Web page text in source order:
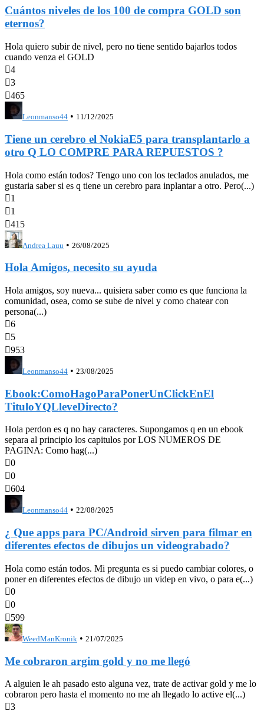
Cuántos niveles de los 100 de compra GOLD son
eternos?
Hola quiero subir de nivel, pero no tiene sentido bajarlos todos
cuando venza el GOLD
4
3
465
Leonmanso44 • 11/12/2025
Tiene un cerebro el NokiaE5 para transplantarlo a
otro Q LO COMPRE PARA REPUESTOS ?
Hola como están todos? Tengo uno con los teclados anulados, me
gustaria saber si es q tiene un cerebro para inplantar a otro. Pero(...)
1
1
415
Andrea Lauu • 26/08/2025
Hola Amigos, necesito su ayuda
Hola amigos, soy nueva... quisiera saber como es que funciona la
comunidad, osea, como se sube de nivel y como chatear con
persona(...)
6
5
953
Leonmanso44 • 23/08/2025
Ebook:ComoHagoParaPonerUnClickEnEl
TituloYQLleveDirecto?
Hola perdon es q no hay caracteres. Supongamos q en un ebook
separa al principio los capitulos por LOS NUMEROS DE
PAGINA: Como hag(...)
0
0
604
Leonmanso44 • 22/08/2025
¿ Que apps para PC/Android sirven para filmar en
diferentes efectos de dibujos un videograbado?
Hola como están todos. Mi pregunta es si puedo cambiar colores, o
poner en diferentes efectos de dibujo un videp en vivo, o para e(...)
0
0
599
WeedManKronik • 21/07/2025
Me cobraron argim gold y no me llegó
A alguien le ah pasado esto alguna vez, trate de activar gold y me lo
cobraron pero hasta el momento no me ah llegado lo active el(...)
3